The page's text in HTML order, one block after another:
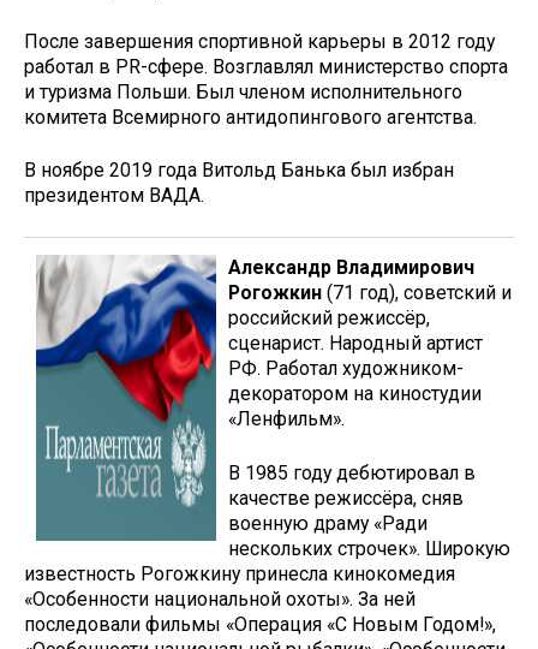
После завершения спортивной карьеры в 2012 году
работал в PR-сфере. Возглавлял министерство спорта
и туризма Польши. Был членом исполнительного
комитета Всемирного антидопингового агентства.
В ноябре 2019 года Витольд Банька был избран
президентом ВАДА.
Александр Владимирович
Рогожкин (71 год), советский и
российский режиссёр,
сценарист. Народный артист
РФ. Работал художником-
декоратором на киностудии
«Ленфильм».
В 1985 году дебютировал в
качестве режиссёра, сняв
военную драму «Ради
нескольких строчек». Широкую
известность Рогожкину принесла кинокомедия
«Особенности национальной охоты». За ней
последовали фильмы «Операция «С Новым Годом!»,